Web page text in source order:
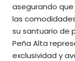
asegurando
las
su santuario de
Peña Alta
exclusividad y